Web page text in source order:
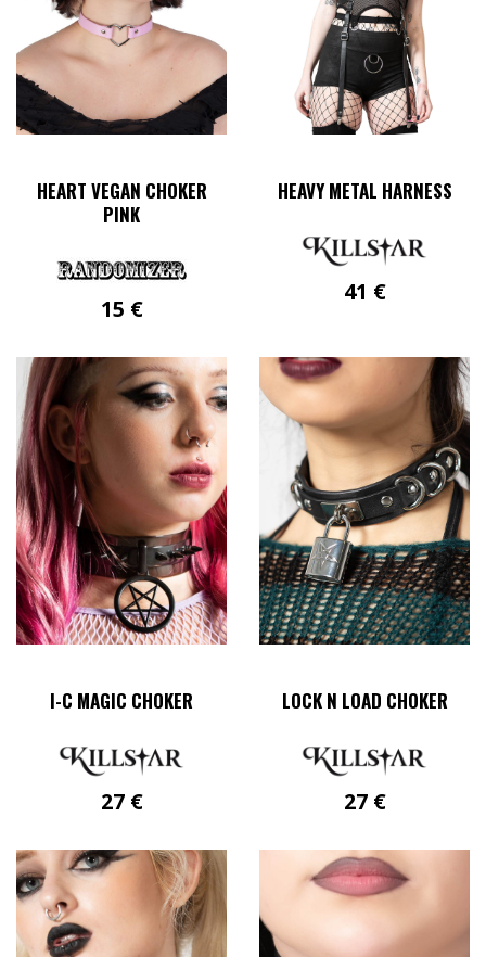
HEART VEGAN CHOKER
PINK
15 €
HEAVY METAL HARNESS
41 €
weist
mehrere
Varianten
Die
Optionen
können
auf
der
Produktseite
gewählt
werden
I-C MAGIC CHOKER
27 €
LOCK N LOAD CHOKER
27 €